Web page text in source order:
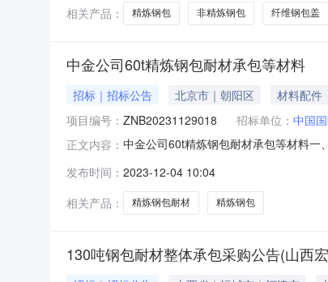
行供货、施工、耐火设备修复及
相关产品：
精炼钢包 非精炼钢包 纤维钢包盖
中金公司60t精炼钢包耐材承包等材料
招标｜招标公告 北京市｜朝阳区 材料配件
项目编号： ZNB20231129018 招标单位： 中国
正文内容： 中金公司60t精炼钢包耐材承包等材料
同时供方需交纳合同保证金为伍拾万元
黑名单管理办法》
发布时间： 2023-12-04 10:04
相关产品：
精炼钢包耐材 精炼钢包
130吨钢包耐材整体承包采购公告(山西